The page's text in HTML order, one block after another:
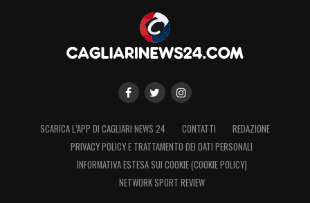
SCARICA L’APP DI CAGLIARI NEWS 24 CONTATTI
REDAZIONE
PRIVACY POLICY E TRATTAMENTO DEI DATI PERSONALI
INFORMATIVA ESTESA SUI COOKIE (COOKIE POLICY)
NETWORK SPORT REVIEW